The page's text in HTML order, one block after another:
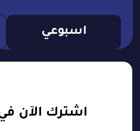
اسبوعي
اشترك الآن